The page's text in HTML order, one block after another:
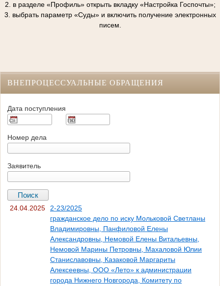
2. в разделе «Профиль» открыть вкладку «Настройка Госпочты»;
3. выбрать параметр «Суды» и включить получение электронных
писем.
ВНЕПРОЦЕССУАЛЬНЫЕ ОБРАЩЕНИЯ
Дата поступления
Номер дела
Заявитель
24.04.2025
2-23/2025
гражданское дело по иску Мольковой Светланы
Владимировны, Панфиловой Елены
Александровны, Немовой Елены Витальевны,
Немовой Марины Петровны, Махаловой Юлии
Станиславовны, Казаковой Маргариты
Алексеевны, ООО «Лето» к администрации
города Нижнего Новгорода, Комитету по